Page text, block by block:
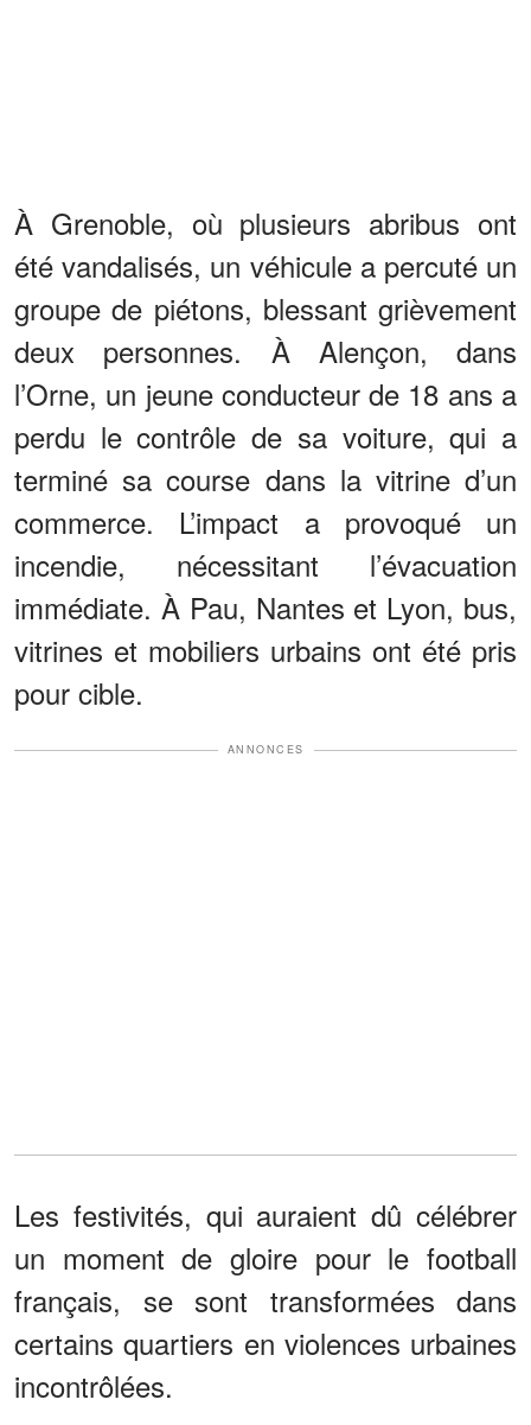
À Grenoble, où plusieurs abribus ont
été vandalisés, un véhicule a percuté un
groupe de piétons, blessant grièvement
deux personnes. À Alençon, dans
l’Orne, un jeune conducteur de 18 ans a
perdu le contrôle de sa voiture, qui a
terminé sa course dans la vitrine d’un
commerce. L’impact a provoqué un
incendie, nécessitant l’évacuation
immédiate. À Pau, Nantes et Lyon, bus,
vitrines et mobiliers urbains ont été pris
pour cible.
ANNONCES
Les festivités, qui auraient dû célébrer
un moment de gloire pour le football
français, se sont transformées dans
certains quartiers en violences urbaines
incontrôlées.